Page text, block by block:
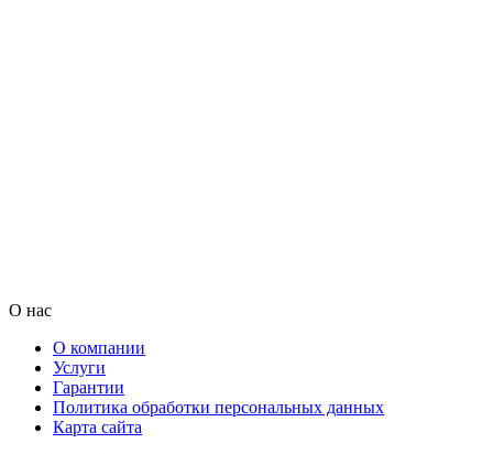
О нас
О компании
Услуги
Гарантии
Политика обработки персональных данных
Карта сайта